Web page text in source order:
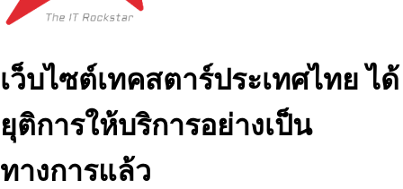
เว็บไซต์เทคสตาร์ประเทศไทย ได้
ยุติการให้บริการอย่างเป็น
ทางการแล้ว